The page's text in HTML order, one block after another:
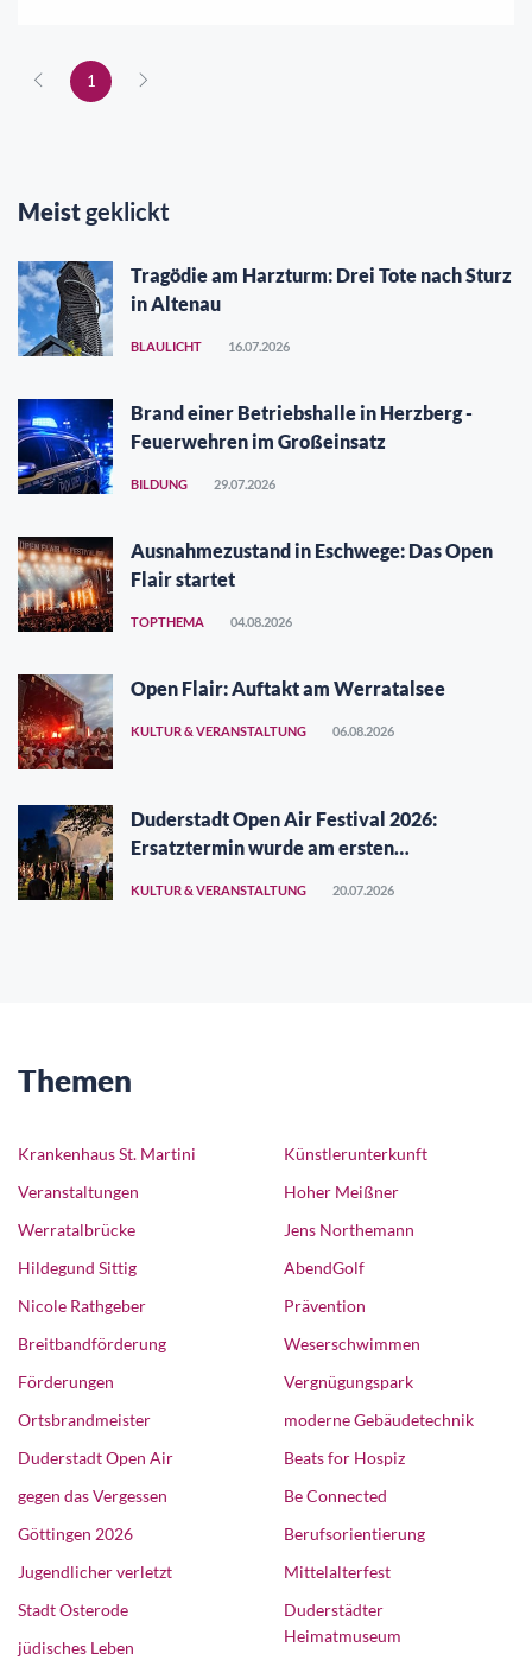
1
Meistgeklickt
Tragödie am Harzturm: Drei Tote nach Sturz
in Altenau
BLAULICHT 16.07.2026
Brand einer Betriebshalle in Herzberg -
Feuerwehren im Großeinsatz
BILDUNG 29.07.2026
Ausnahmezustand in Eschwege: Das Open
Flair startet
TOPTHEMA 04.08.2026
Open Flair: Auftakt am Werratalsee
KULTUR & VERANSTALTUNG 06.08.2026
Duderstadt Open Air Festival 2026:
Ersatztermin wurde am ersten
KULTUR & VERANSTALTUNG 20.07.2026
Themen
Krankenhaus St. Martini
Veranstaltungen
Werratalbrücke
Hildegund Sittig
Nicole Rathgeber
Breitbandförderung
Förderungen
Ortsbrandmeister
Duderstadt Open Air
Künstlerunterkunft
Hoher Meißner
Jens Northemann
AbendGolf
Prävention
Weserschwimmen
Vergnügungspark
moderne Gebäudetechnik
Beats for Hospiz
gegen das Vergessen
Göttingen 2026
Jugendlicher verletzt
Stadt Osterode
jüdisches Leben
Be Connected
Berufsorientierung
Mittelalterfest
Duderstädter
Heimatmuseum